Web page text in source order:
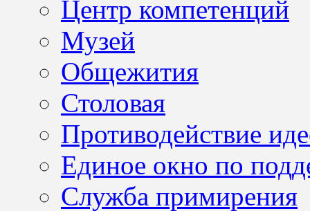
Центр компетенций
Музей
Общежития
Столовая
Противодействие
Единое окно по
Служба примирения